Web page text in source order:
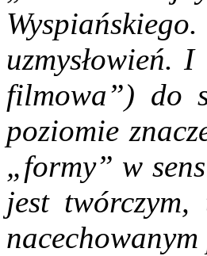
uzmysłowień.
filmowa”) do
poziomie
„formy” w
jest twórczym,